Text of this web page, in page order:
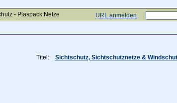
URL anmelden
- Plaspack Netze
Titel: Sichtschutz, Sichtschutznetze &